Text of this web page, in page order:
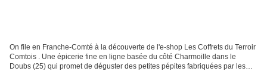
On file en Franche-Comté à la découverte de l'e-shop Les Coffrets du Terroir
Comtois . Une épicerie fine en ligne basée du côté Charmoille dans le
Doubs (25) qui promet de déguster des petites pépites fabriquées par les